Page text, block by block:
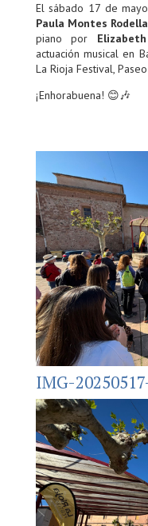
El sábado 17 de
Paula Montes
piano por
actuación musical en
La Rioja Festival,
¡Enhorabuena! 😊🎶
IMG-